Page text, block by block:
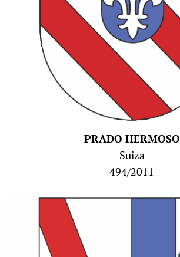
PRADO HERMOSO
Suiza
494/2011